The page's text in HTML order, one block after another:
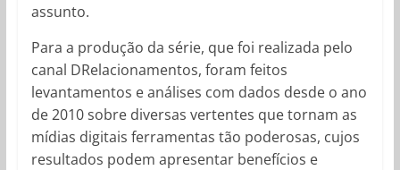
assunto.
Para a produção da série, que foi realizada pelo
canal DRelacionamentos, foram feitos
levantamentos e análises com dados desde o ano
de 2010 sobre diversas vertentes que tornam as
mídias digitais ferramentas tão poderosas, cujos
resultados podem apresentar benefícios e